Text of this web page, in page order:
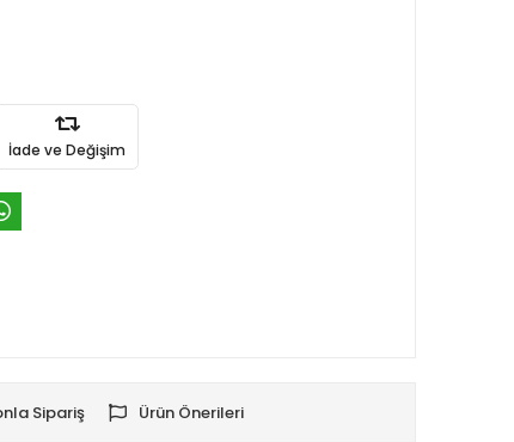
İade ve Değişim
Sipariş Ürün Önerileri